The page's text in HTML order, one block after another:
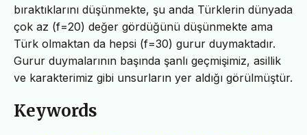
bıraktıklarını düşünmekte, şu anda Türklerin dünyada
çok az (f=20) değer gördüğünü düşünmekte ama
Türk olmaktan da hepsi (f=30) gurur duymaktadır.
Gurur duymalarının başında şanlı geçmişimiz, asillik
ve karakterimiz gibi unsurların yer aldığı görülmüştür.
Keywords